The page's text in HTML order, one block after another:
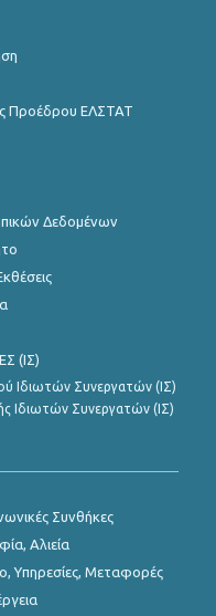
Προέδρου ΕΛΣΤΑΤ
Δεδομένων
(ΙΣ)
Ιδιωτών Συνεργατών (ΙΣ)
Ιδιωτών Συνεργατών (ΙΣ)
Συνθήκες
Αλιεία
Υπηρεσίες, Μεταφορές